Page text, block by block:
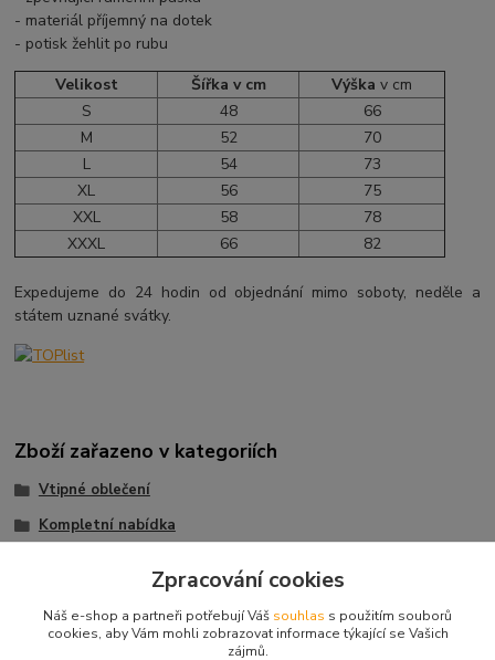
- materiál příjemný na dotek
- potisk žehlit po rubu
Velikost
Šířka v cm Výška v cm
S
48
66
M
52
70
L
54
73
XL
56
75
XXL
58
78
XXXL
66 82
Expedujeme do 24 hodin od objednání mimo soboty, neděle a
státem uznané svátky.
Zboží zařazeno v kategoriích
Vtipné oblečení
Kompletní nabídka
Trička pro muže
Zpracování cookies
Náš e-shop a partneři potřebují Váš souhlas s použitím souborů
cookies, aby Vám mohli zobrazovat informace týkající se Vašich
zájmů.